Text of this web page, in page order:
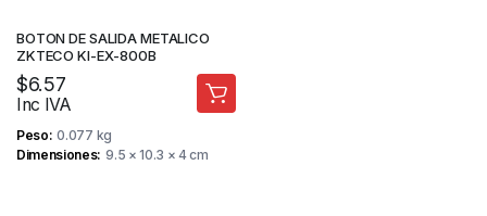
BOTON DE SALIDA METALICO
ZKTECO KI-EX-800B
$6.57
Inc IVA
Peso 0.077 kg
Dimensiones 9.5 × 10.3 × 4 cm